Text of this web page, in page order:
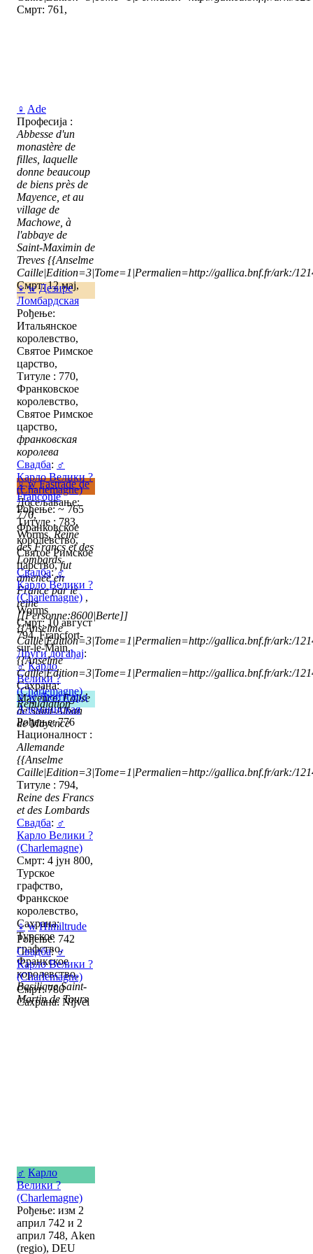
Смрт: 761,
♀ Ade
Професија :
Abbesse d'un
monastère de
filles, laquelle
donne beaucoup
de biens près de
Mayence, et au
village de
Machowe, à
l'abbaye de
Saint-Maximin de
Treves {{Anselme
Caille|Edition=3|Tome=1|Permalien=http://gallica.bnf.fr/ark:/
Смрт: 12 мај,
♀ w Дезире
Ломбардская
Рођење:
Итальянское
королевство,
Святое Римское
царство,
Титуле : 770,
Франковское
королевство,
Святое Римское
царство,
франковская
королева
Свадба: ♂
Карло Велики ?
(Charlemagne)
Досељавање:
770,
Франковское
королевство,
Святое Римское
царство,fut
amenée en
France par le
reine
[[Personne:8600|Berte]]
{{Anselme
Caille|Edition=3|Tome=1|Permalien=http://gallica.bnf.fr/ark:/
Други догађај:
♂ Карло
Велики ?
(Charlemagne),
Répudiation
♀ w Fastrade de
Franconie
Рођење: ~ 765
Титуле : 783,
Worms,Reine
des Francs et des
Lombards
Свадба:♂
Карло Велики ?
(Charlemagne) ,
Worms
Смрт: 10 август
794, Francfort-
sur-le-Main,
{{Anselme
Caille|Edition=3|Tome=1|Permalien=http://gallica.bnf.fr/ark:/
Сахрана:
Mayence,Eglise
de Saint-Alban
de Mayence
♀ w Люитгард
Алеманнская
Рођење: 776
Националност :
Allemande
{{Anselme
Caille|Edition=3|Tome=1|Permalien=http://gallica.bnf.fr/ark:/
Титуле : 794,
Reine des Francs
et des Lombards
Свадба: ♂
Карло Велики ?
(Charlemagne)
Смрт: 4 јун 800,
Турское
графство,
Франкское
королевство,
Сахрана:
Турское
графство,
Франкское
королевство,
Basilique Saint-
Martin de Tours
♀ w Himiltrude
Рођење: 742
Свадба:♂
Карло Велики ?
(Charlemagne)
Смрт: 780
Сахрана: Nijvel
♂ Карло
Велики ?
(Charlemagne)
Рођење: изм 2
април 742 и 2
април 748, Aken
(regio), DEU